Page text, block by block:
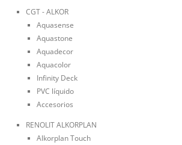
CGT - ALKOR
Aquasense
Aquastone
Aquadecor
Aquacolor
Infinity Deck
PVC líquido
Accesorios
RENOLIT ALKORPLAN
Alkorplan Touch